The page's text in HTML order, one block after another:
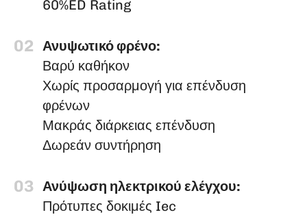
60%ED Rating
02 Ανυψωτικό φρένο:
Βαρύ καθήκον
Χωρίς προσαρμογή για επένδυση
φρένων
Μακράς διάρκειας επένδυση
Δωρεάν συντήρηση
03 Ανύψωση ηλεκτρικού ελέγχου:
Πρότυπες δοκιμές Iec